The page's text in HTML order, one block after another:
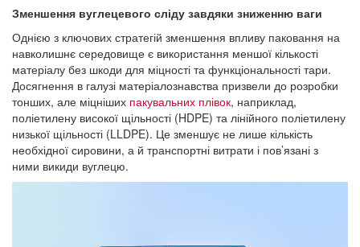
Зменшення вуглецевого сліду завдяки зниженню ваги
Однією з ключових стратегій зменшення впливу паковання на
навколишнє середовище є використання меншої кількості
матеріалу без шкоди для міцності та функціональності тари.
Досягнення в галузі матеріалознавства призвели до розробки
тонших, але міцніших пакувальних плівок, наприклад,
поліетилену високої щільності (HDPE) та лінійного поліетилену
низької щільності (LLDPE). Це зменшує не лише кількість
необхідної сировини, а й транспортні витрати і пов’язані з
ними викиди вуглецю.